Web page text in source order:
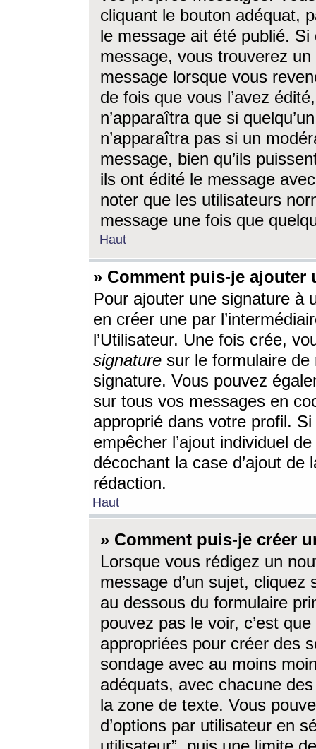
cliquant le bouton adéquat,
le message ait été publié. Si
message, vous trouverez
message lorsque vous
de fois que vous l’avez
n’apparaîtra que si
n’apparaîtra pas si un
message, bien qu’ils
ils ont édité le message
noter que les utilisateurs
message une fois que
Haut
» Comment puis-je ajouter
Pour ajouter une signature à
en créer une par
l’Utilisateur. Une fois crée,
signature sur le formulaire de
signature. Vous pouvez
sur tous vos messages en
approprié dans votre profil.
empêcher l’ajout individuel
décochant la case d’ajout
rédaction.
Haut
» Comment puis-je créer
Lorsque vous rédigez un
message d’un sujet, cliquez
au dessous du formulaire
pouvez pas le voir, c’est
appropriées pour créer des
sondage avec au moins
adéquats, avec chacune
la zone de texte. Vous
d’options par utilisateur en